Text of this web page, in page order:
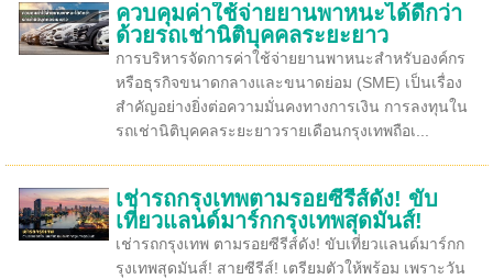
ควบคุมค่าใช้จ่ายยานพาหนะได้ดีกว่า
ด้วยรถเช่านิติบุคคลระยะยาว
การบริหารจัดการค่าใช้จ่ายยานพาหนะสำหรับองค์กร
หรือธุรกิจขนาดกลางและขนาดย่อม (SME) เป็นเรื่อง
สำคัญอย่างยิ่งต่อความมั่นคงทางการเงิน การลงทุนใน
รถเช่านิติบุคคลระยะยาวรายเดือนกรุงเทพถือเ...
เช่ารถกรุงเทพตามรอยซีรีส์ดัง! ขับ
เที่ยวแลนด์มาร์กกรุงเทพสุดมันส์!
เช่ารถกรุงเทพ ตามรอยซีรีส์ดัง! ขับเที่ยวแลนด์มาร์กก
รุงเทพสุดมันส์! สายซีรีส์! เตรียมตัวให้พร้อม เพราะวัน